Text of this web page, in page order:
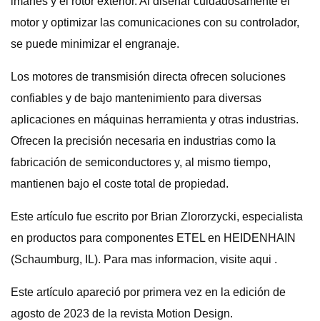
motor y optimizar las comunicaciones con su controlador,
se puede minimizar el engranaje.
Los motores de transmisión directa ofrecen soluciones
confiables y de bajo mantenimiento para diversas
aplicaciones en máquinas herramienta y otras industrias.
Ofrecen la precisión necesaria en industrias como la
fabricación de semiconductores y, al mismo tiempo,
mantienen bajo el coste total de propiedad.
Este artículo fue escrito por Brian Zlororzycki, especialista
en productos para componentes ETEL en HEIDENHAIN
(Schaumburg, IL). Para mas informacion, visite aqui .
Este artículo apareció por primera vez en la edición de
agosto de 2023 de la revista Motion Design.